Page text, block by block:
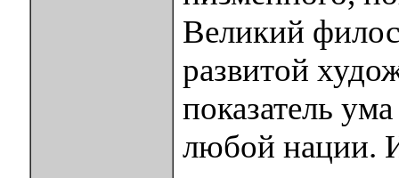
Великий
развитой
показатель
любой нации.